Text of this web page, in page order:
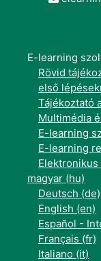
E-learning
Rövid
első
Tájékoztató
Multimédia
E-learning
E-learning
Elektronikus
magyar ‎(hu)‎
Deutsch ‎(de)‎
English ‎(en)‎
Español -
Français ‎(fr)‎
Italiano ‎(it)‎